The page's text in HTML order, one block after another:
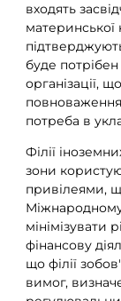
входять
материнської
буде
організації,
потреба в
Філії
зони
привілеями,
мінімізувати
фінансову
що філії
вимог,